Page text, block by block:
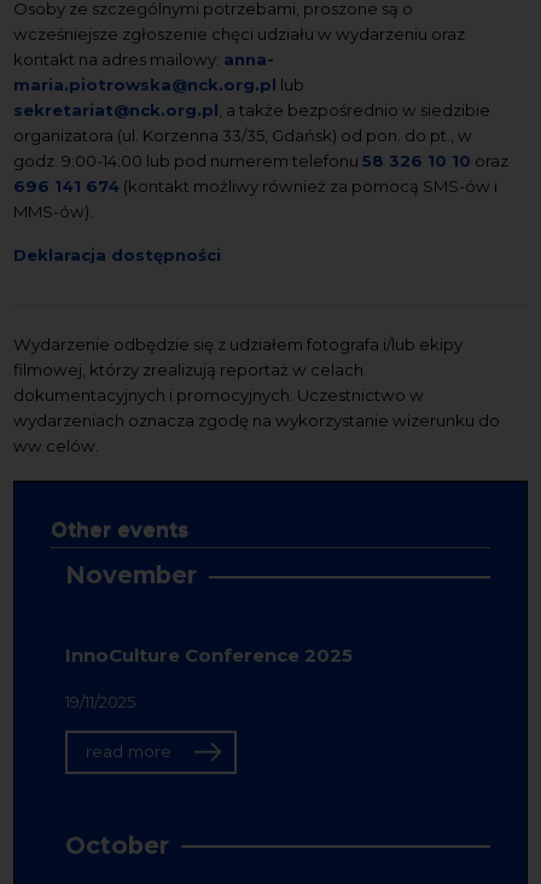
Osoby ze szczególnymi potrzebami, proszone są o
wcześniejsze zgłoszenie chęci udziału w wydarzeniu oraz
kontakt na adres mailowy: anna-
maria.piotrowska@nck.org.pl lub
sekretariat@nck.org.pl , a także bezpośrednio w siedzibie
organizatora (ul. Korzenna 33/35, Gdańsk) od pon. do pt., w
godz. 9:00-14:00 lub pod numerem telefonu58 326 10 10 oraz
696 141 674 (kontakt możliwy również za pomocą SMS-ów i
MMS-ów).
Deklaracja dostępności
Wydarzenie odbędzie się z udziałem fotografa i/lub ekipy
filmowej, którzy zrealizują reportaż w celach
dokumentacyjnych i promocyjnych. Uczestnictwo w
wydarzeniach oznacza zgodę na wykorzystanie wizerunku do
ww celów.
Other events
November
InnoCulture Conference 2025
19/11/2025
read more
October